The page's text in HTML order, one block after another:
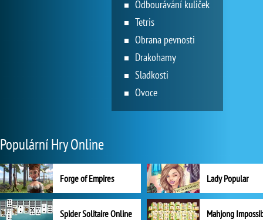
Odbourávání kuliček
Tetris
Obrana pevnosti
Drakohamy
Sladkosti
Ovoce
Populární Hry Online
Forge of Empires Lady Popular
Spider Solitaire Online Mahjong